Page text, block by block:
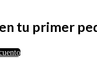
en tu primer